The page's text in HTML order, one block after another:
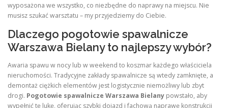
wyposażona we wszystko, co niezbędne do naprawy na miejscu. Nie
musisz szukać warsztatu – my przyjedziemy do Ciebie.
Dlaczego pogotowie spawalnicze
Warszawa Bielany to najlepszy wybór?
Awaria spawu w nocy lub w weekend to koszmar każdego właściciela
nieruchomości. Tradycyjne zakłady spawalnicze są wtedy zamknięte, a
demontaż ciężkich elementów jest logistycznie niemożliwy lub zbyt
drogi. Pogotowie spawalnicze Warszawa Bielany powstało, aby
wypełnić tę lukę, oferując szybki dojazd i fachową naprawę konstrukcji